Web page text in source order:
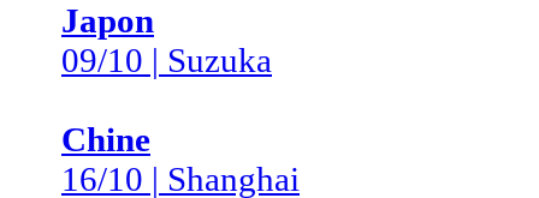
Japon
09/10 | Suzuka
Chine
16/10 | Shanghai